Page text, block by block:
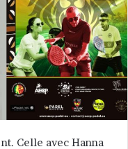
Celle avec Hanna